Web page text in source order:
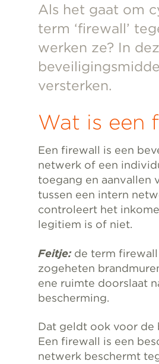
Als het gaat om
term ‘firewall’
werken ze? In
versterken.
Wat is een
Een firewall is een
netwerk of een
toegang en aanvallen
tussen een intern
controleert het
legitiem is of niet.
Feitje:de term firewall
zogeheten
ene ruimte doorslaat
bescherming.
Dat geldt ook voor de
Een firewall is een
netwerk beschermt